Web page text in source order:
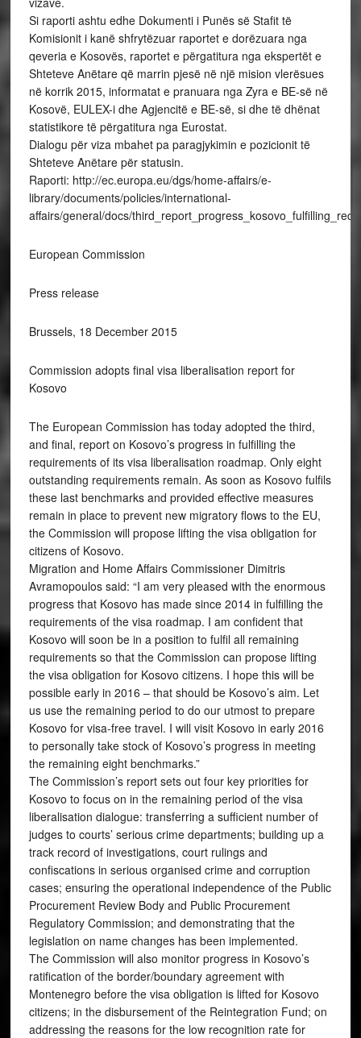
Si raporti ashtu edhe Dokumenti i Punës së Stafit të
Komisionit i kanë shfrytëzuar raportet e dorëzuara nga
qeveria e Kosovës, raportet e përgatitura nga ekspertët e
Shteteve Anëtare që marrin pjesë në një mision vlerësues
në korrik 2015, informatat e pranuara nga Zyra e BE-së në
Kosovë, EULEX-i dhe Agjencitë e BE-së, si dhe të dhënat
statistikore të përgatitura nga Eurostat.
Dialogu për viza mbahet pa paragjykimin e pozicionit të
Shteteve Anëtare për statusin.
Raporti: http://ec.europa.eu/dgs/home-affairs/e-
library/documents/policies/international-
affairs/general/docs/
European Commission
Press release
Brussels, 18 December 2015
Commission adopts final visa liberalisation report for
Kosovo
The European Commission has today adopted the third,
and final, report on Kosovo’s progress in fulfilling the
requirements of its visa liberalisation roadmap. Only eight
outstanding requirements remain. As soon as Kosovo fulfils
these last benchmarks and provided effective measures
remain in place to prevent new migratory flows to the EU,
the Commission will propose lifting the visa obligation for
citizens of Kosovo.
Migration and Home Affairs Commissioner Dimitris
Avramopoulos said: “I am very pleased with the enormous
progress that Kosovo has made since 2014 in fulfilling the
requirements of the visa roadmap. I am confident that
Kosovo will soon be in a position to fulfil all remaining
requirements so that the Commission can propose lifting
the visa obligation for Kosovo citizens. I hope this will be
possible early in 2016 – that should be Kosovo’s aim. Let
us use the remaining period to do our utmost to prepare
Kosovo for visa-free travel. I will visit Kosovo in early 2016
to personally take stock of Kosovo’s progress in meeting
the remaining eight benchmarks.”
The Commission’s report sets out four key priorities for
Kosovo to focus on in the remaining period of the visa
liberalisation dialogue: transferring a sufficient number of
judges to courts’ serious crime departments; building up a
track record of investigations, court rulings and
confiscations in serious organised crime and corruption
cases; ensuring the operational independence of the Public
Procurement Review Body and Public Procurement
Regulatory Commission; and demonstrating that the
legislation on name changes has been implemented.
The Commission will also monitor progress in Kosovo’s
ratification of the border/boundary agreement with
Montenegro before the visa obligation is lifted for Kosovo
citizens; in the disbursement of the Reintegration Fund; on
addressing the reasons for the low recognition rate for